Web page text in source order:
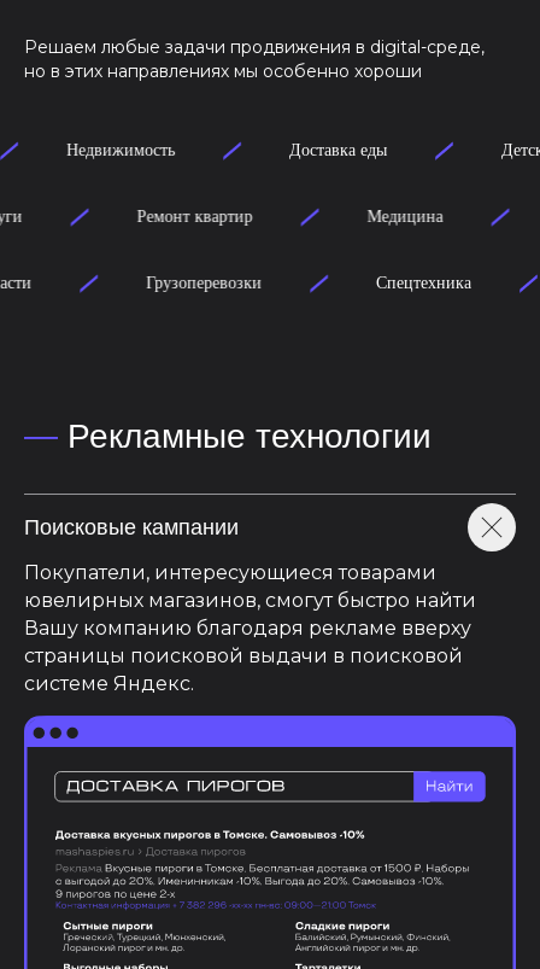
Решаем любые задачи продвижения в digital-среде,
но в этих направлениях мы особенно хороши
Недвижимость Доставка еды Детские
Beauty-услуги Ремонт квартир
Грузоперевозки Спецтехника
— Рекламные технологии
Поисковые кампании
Покупатели, интересующиеся товарами
ювелирных магазинов, смогут быстро найти
Вашу компанию благодаря рекламе вверху
страницы поисковой выдачи в поисковой
системе Яндекс.